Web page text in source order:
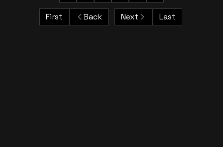
First Back Next Last